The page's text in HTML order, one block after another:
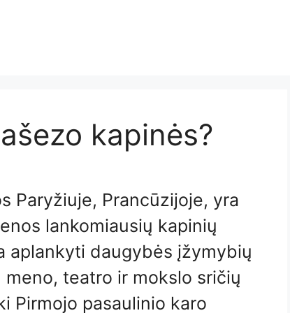
kapinės?
Paryžiuje, Prancūzijoje, yra
lankomiausių kapinių
aplankyti daugybės įžymybių
teatro ir mokslo sričių
Pirmojo pasaulinio karo